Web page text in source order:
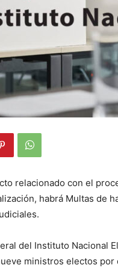
relacionado con el
habrá Multas de
del Instituto Nacional
ministros electos